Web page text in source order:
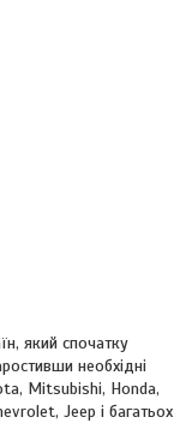
який спочатку
необхідні
Mitsubishi, Honda,
Jeep і багатьох